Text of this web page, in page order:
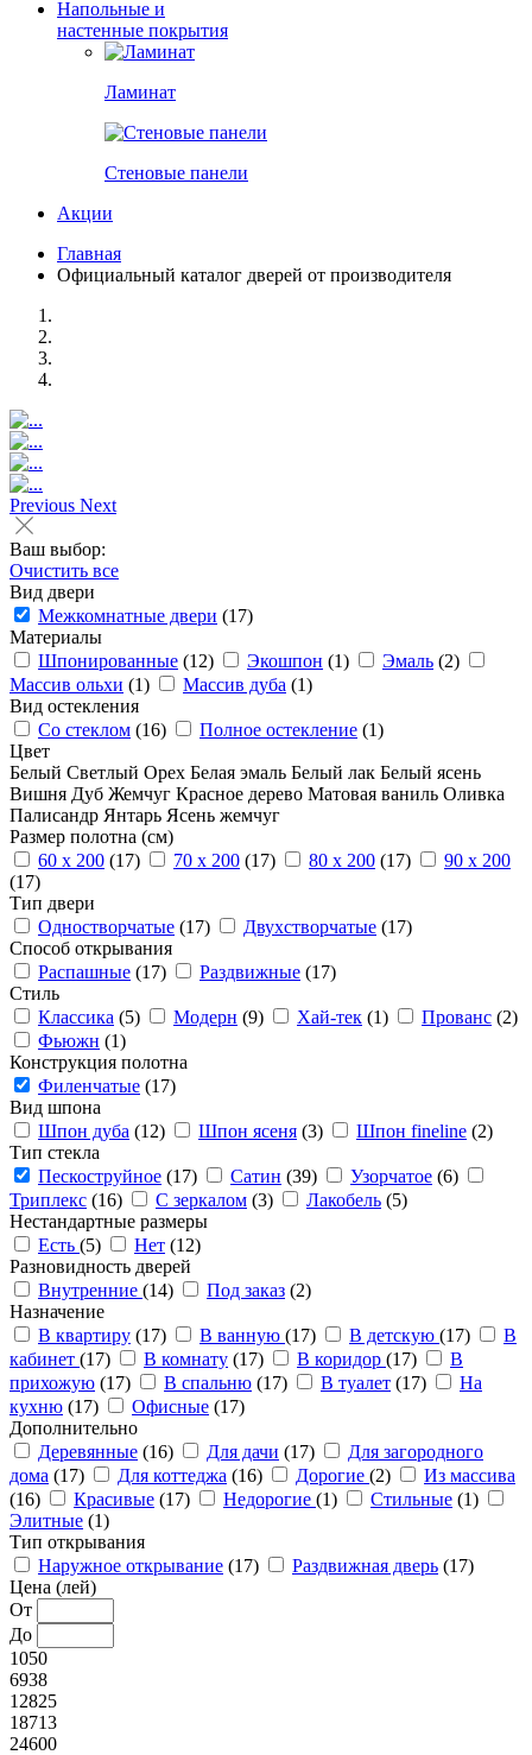
Напольные и
настенные покрытия
Ламинат
Стеновые панели
Акции
Главная
Официальный каталог дверей от производителя
Previous Next
Ваш выбор:
Очистить все
Вид двери
Межкомнатные двери (17)
Материалы
Шпонированные (12) Экошпон (1) Эмаль (2)
Массив ольхи (1) Массив дуба (1)
Вид остекления
Со стеклом (16) Полное остекление (1)
Цвет
Белый Светлый Орех Белая эмаль Белый лак Белый ясень
Вишня Дуб Жемчуг Красное дерево Матовая ваниль Оливка
Палисандр Янтарь Ясень жемчуг
Размер полотна (см)
60 x 200 (17) 70 x 200 (17) 80 x 200 (17)
90 x 200
(17)
Тип двери
Одностворчатые (17) Двухстворчатые (17)
Способ открывания
Распашные (17) Раздвижные (17)
Стиль
Классика (5) Модерн (9) Хай-тек (1) Прованс (2)
Фьюжн (1)
Конструкция полотна
Филенчатые (17)
Вид шпона
Шпон дуба (12) Шпон ясеня (3) Шпон fineline (2)
Тип стекла
Пескоструйное (17) Сатин (39) Узорчатое (6)
Триплекс (16) С зеркалом (3) Лакобель (5)
Нестандартные размеры
Есть (5) Нет (12)
Разновидность дверей
Внутренние (14) Под заказ (2)
Назначение
В квартиру (17) В ванную (17) В детскую (17)
В
кабинет (17) В комнату (17) В коридор (17)
В
прихожую (17) В спальню (17) В туалет (17)
На
кухню (17) Офисные (17)
Дополнительно
Деревянные (16) Для дачи (17)
Для загородного
дома (17) Для коттеджа (16) Дорогие (2)
Из массива
(16)
Красивые (17) Недорогие (1) Стильные (1)
Элитные (1)
Тип открывания
Наружное открывание (17) Раздвижная дверь (17)
Цена (лей)
От
До
1050
6938
12825
18713
24600